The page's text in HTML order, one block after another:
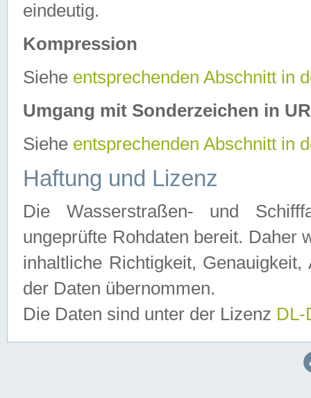
eindeutig.
Kompression
Siehe entsprechenden Abschnitt in
Umgang mit Sonderzeichen in
Siehe entsprechenden Abschnitt in
Haftung und Lizenz
Die Wasserstraßen- und
ungeprüfte Rohdaten bereit. Daher
inhaltliche Richtigkeit,
der Daten übernommen.
Die Daten sind unter der Lizenz